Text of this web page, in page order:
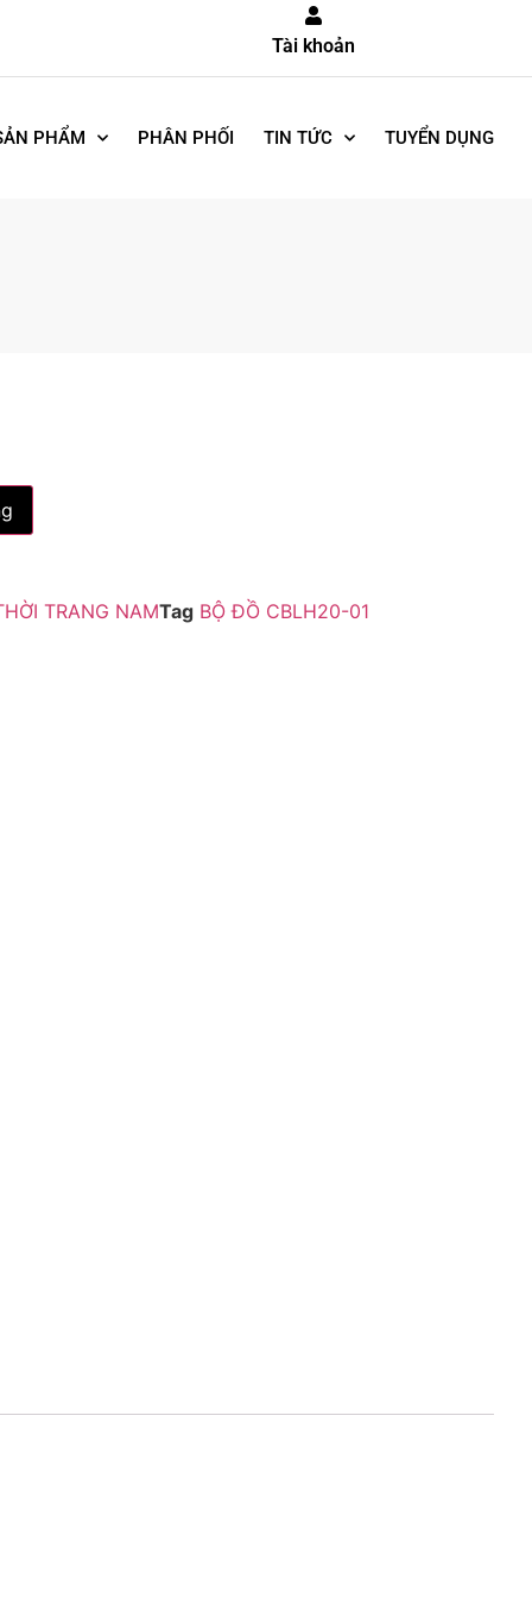
Tài khoản
PHẨM PHÂN PHỐI TIN TỨC TUYỂN DỤNG
TRANG NAMTag BỘ ĐỒ CBLH20-01